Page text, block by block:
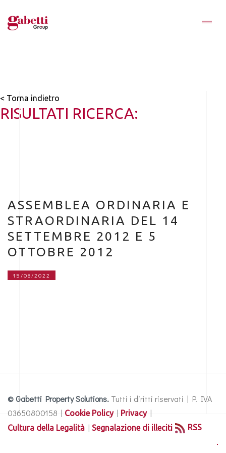
< Torna indietro
RISULTATI RICERCA:
ASSEMBLEA ORDINARIA E
STRAORDINARIA DEL 14
SETTEMBRE 2012 E 5
OTTOBRE 2012
15/06/2022
© Gabetti Property Solutions. Tutti i diritti riservati | P. IVA
03650800158 | Cookie Policy| Privacy|
Cultura della Legalità | Segnalazione di illeciti RSS